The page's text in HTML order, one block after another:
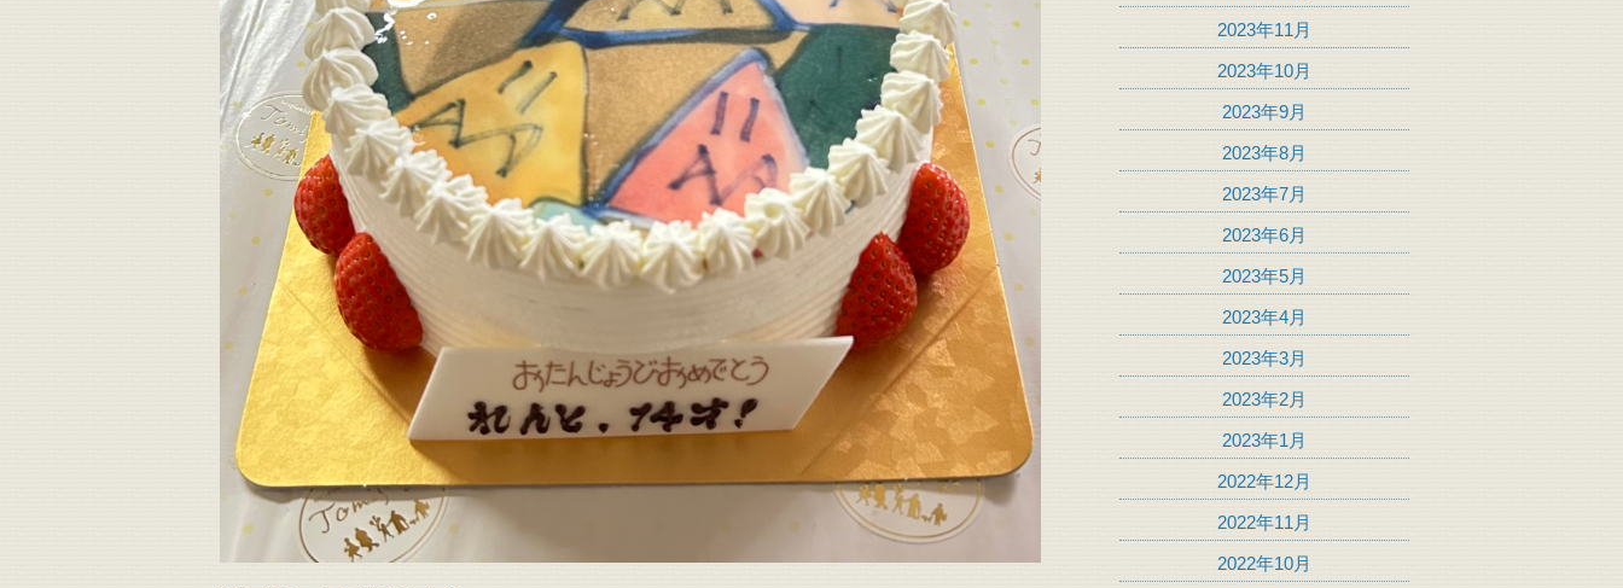
2023年11月
2023年10月
2023年9月
2023年8月
2023年7月
2023年6月
2023年5月
2023年4月
2023年3月
2023年2月
2023年1月
2022年12月
2022年11月
2022年10月